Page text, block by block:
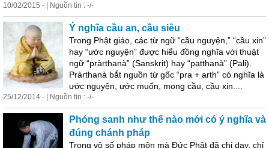
10/02/2015 - | Nguồn tin : -/-
Ý nghĩa cầu an, cầu siêu
Trong Phật giáo, các từ ngữ “cầu nguyện ,” “cầu xin”
hay “ước nguyện” được hiểu đồng nghĩa với thuật
ngữ “pràrthanà” (Sanskrit) hay “patthanà” (Pali).
Pràrthanà bắt nguồn từ gốc “pra + arth” có nghĩa là
ước nguyện ước muốn, mong cầu, cầu xin....
25/12/2014 - | Nguồn tin : -/-
Phóng sanh như thế nào mới có ý nghĩa và
đúng chánh pháp
Trong vô số pháp môn mà Đức Phật đã chỉ dạy, chỉ